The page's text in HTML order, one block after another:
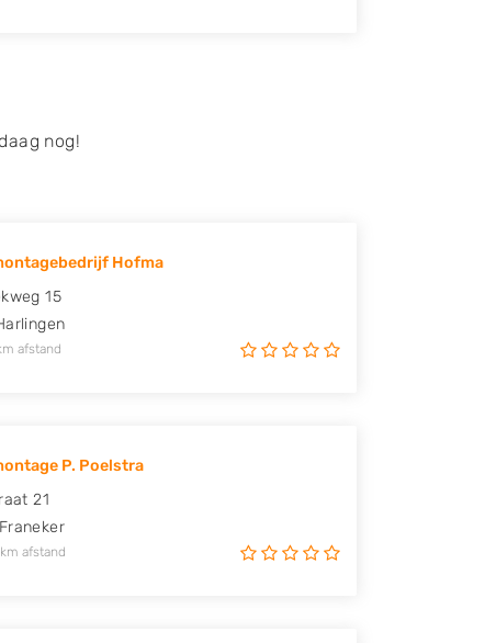
nog!
Hofma
15
afstand
P. Poelstra
21
Franeker
afstand